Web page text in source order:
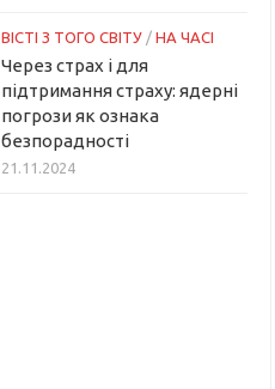
ВІСТІ З ТОГО СВІТУ / НА ЧАСІ
Через страх і для
підтримання страху: ядерні
погрози як ознака
безпорадності
21.11.2024